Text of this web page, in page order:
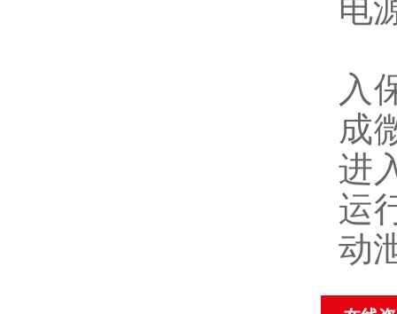
电
入
成
进
运
动